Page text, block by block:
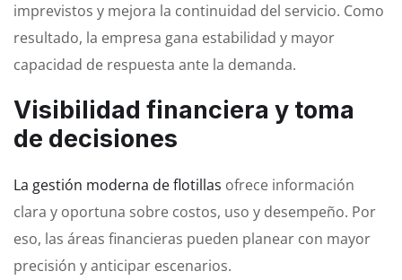
imprevistos y mejora la continuidad del servicio. Como
resultado, la empresa gana estabilidad y mayor
capacidad de respuesta ante la demanda.
Visibilidad financiera y toma
de decisiones
La gestión moderna de flotillas ofrece información
clara y oportuna sobre costos, uso y desempeño. Por
eso, las áreas financieras pueden planear con mayor
precisión y anticipar escenarios.